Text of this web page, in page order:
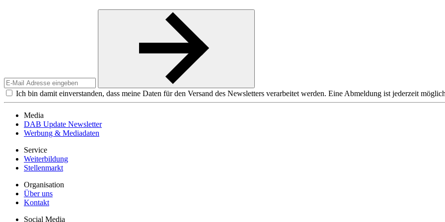
Ich bin damit einverstanden, dass meine Daten für den Versand des Newsletters verarbeitet werden. Eine Abmeldung ist jederzeit
Media
DAB Update Newsletter
Werbung & Mediadaten
Service
Weiterbildung
Stellenmarkt
Organisation
Über uns
Kontakt
Social Media